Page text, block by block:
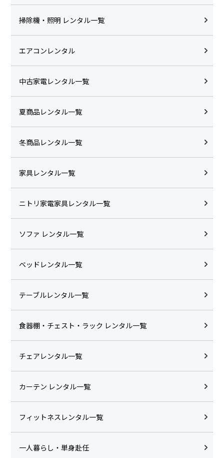
掃除機・照明 レンタル一覧
エアコンレンタル
中古家電レンタル一覧
夏商品レンタル一覧
冬商品レンタル一覧
家具レンタル一覧
ニトリ家電家具レンタル一覧
ソファ レンタル一覧
ベッドレンタル一覧
テーブルレンタル一覧
食器棚・チェスト・ラック レンタル一覧
チェアレンタル一覧
カーテン レンタル一覧
フィットネスレンタル一覧
一人暮らし・単身赴任